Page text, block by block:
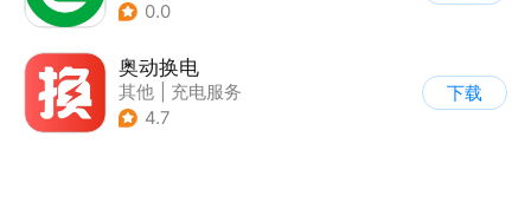
0.0
奥动换电
其他
充电服务
4.7
下载